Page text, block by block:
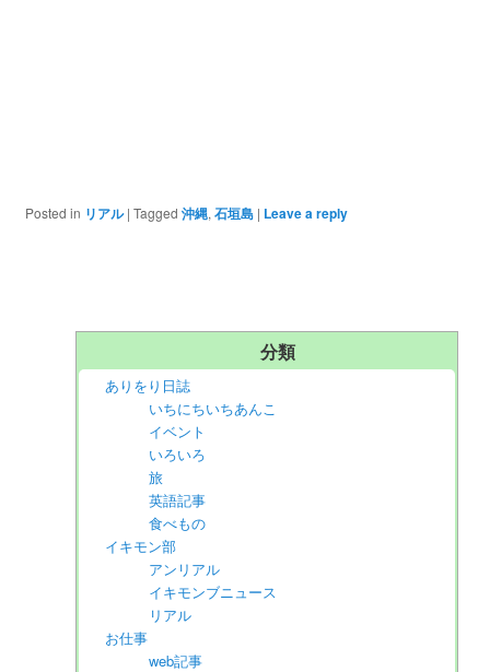
Posted in リアル | Tagged 沖縄, 石垣島 | Leave a reply
分類
ありをり日誌
いちにちいちあんこ
イベント
いろいろ
旅
英語記事
食べもの
イキモン部
アンリアル
イキモンブニュース
リアル
お仕事
web記事